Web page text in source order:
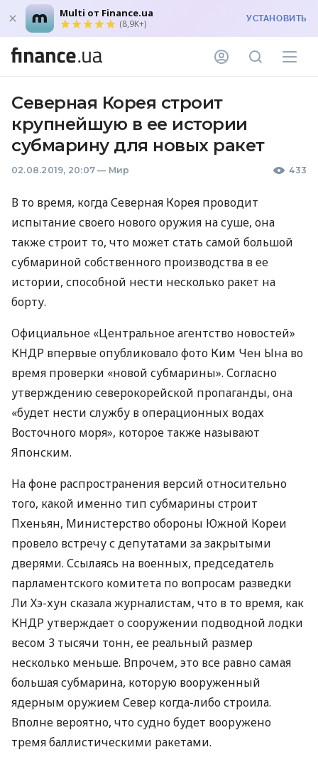
Multi от Finance.ua
(8,9K+) УСТАНОВИТЬ
Северная Корея строит
крупнейшую в ее истории
субмарину для новых ракет
02.08.2019, 20:07 — Мир 433
В то время, когда Северная Корея проводит
испытание своего нового оружия на суше, она
также строит то, что может стать самой большой
субмариной собственного производства в ее
истории, способной нести несколько ракет на
борту.
Официальное «Центральное агентство новостей»
КНДР впервые опубликовало фото Ким Чен Ына во
время проверки «новой субмарины». Согласно
утверждению северокорейской пропаганды, она
«будет нести службу в операционных водах
Восточного моря», которое также называют
Японским.
На фоне распространения версий относительно
того, какой именно тип субмарины строит
Пхеньян, Министерство обороны Южной Кореи
провело встречу с депутатами за закрытыми
дверями. Ссылаясь на военных, председатель
парламентского комитета по вопросам разведки
Ли Хэ-хун сказала журналистам, что в то время, как
КНДР утверждает о сооружении подводной лодки
весом 3 тысячи тонн, ее реальный размер
несколько меньше. Впрочем, это все равно самая
большая субмарина, которую вооруженный
ядерным оружием Север когда-либо строила.
Вполне вероятно, что судно будет вооружено
тремя баллистическими ракетами.